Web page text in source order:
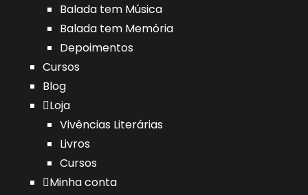
Balada tem Música
Balada tem Memória
Depoimentos
Cursos
Blog
Loja
Vivências Literárias
Livros
Cursos
Minha conta